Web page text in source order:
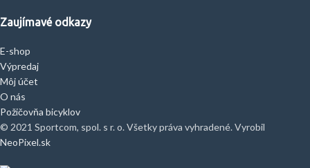
Zaujímavé odkazy
E-shop
Výpredaj
Môj účet
O nás
Požičovňa bicyklov
© 2021 Sportcom, spol. s r. o. Všetky práva vyhradené. Vyrobil
NeoPixel.sk